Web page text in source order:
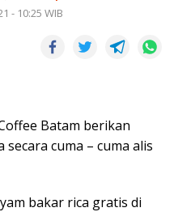
- 10:25 WIB
Batam berikan
cuma – cuma alis
bakar rica gratis di